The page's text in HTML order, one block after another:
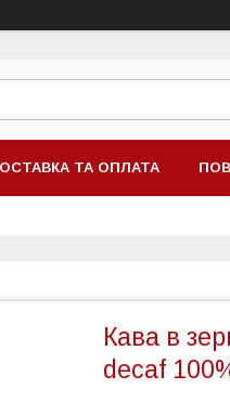
ТА ОПЛАТА
Кава в
decaf